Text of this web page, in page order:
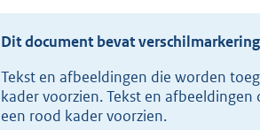
d
s
r
o
Dit document bevat
Tekst en afbeeldingen die worden
kader voorzien. Tekst en
een rood kader voorzien.